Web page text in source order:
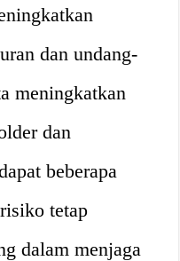
dan undang-
meningkatkan
dan
beberapa
tetap
dalam menjaga